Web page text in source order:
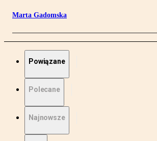
Marta Gadomska
Powiązane
Polecane
Najnowsze